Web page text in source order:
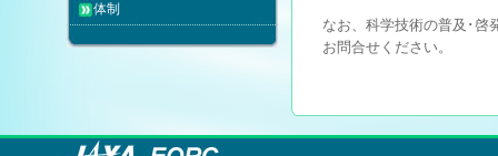
体制
なお、科学技術の普及･啓
お問合せください。